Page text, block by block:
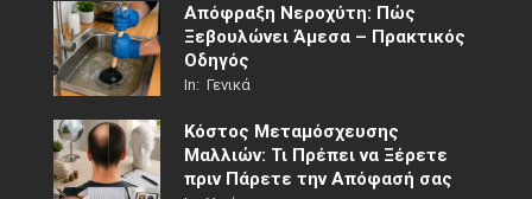
Απόφραξη Νεροχύτη: Πώς
Ξεβουλώνει Άμεσα – Πρακτικός
Οδηγός
In: Γενικά
Κόστος Μεταμόσχευσης
Μαλλιών: Τι Πρέπει να Ξέρετε
πριν Πάρετε την Απόφασή σας